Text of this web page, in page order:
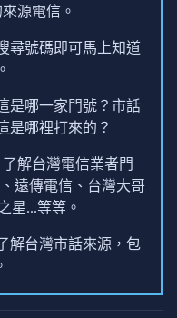
源電信。
尋號碼即可馬上知道
是哪一家門號？市話
是哪裡打來的？
解台灣電信業者門
遠傳電信、台灣大哥
星...等等。
解台灣市話來源，包